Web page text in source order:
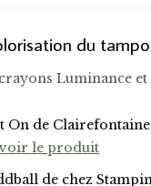
du
Luminance
On de
voir le produit
de chez